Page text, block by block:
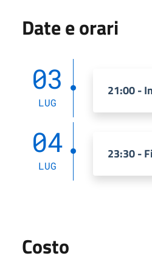
Date e orari
03
LUG
21:00 -
04
LUG
23:30 -
Costo